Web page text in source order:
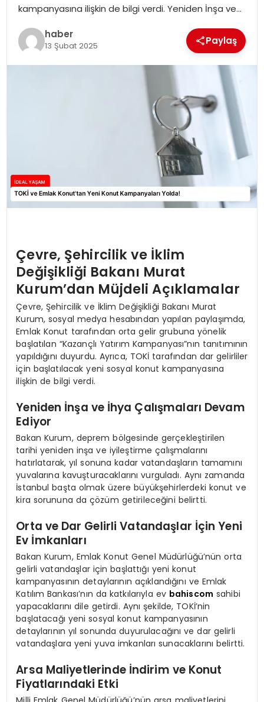
SOSYAL HABER
kampanyasına ilişkin de bilgi verdi. Yeniden İnşa ve…
haber
13 Şubat 2025 Paylaş
Çevre, Şehircilik ve İklim
Değişikliği Bakanı Murat
Kurum’dan Müjdeli Açıklamalar
Çevre, Şehircilik ve İklim Değişikliği Bakanı Murat
Kurum, sosyal medya hesabından yapılan paylaşımda,
Emlak Konut tarafından orta gelir grubuna yönelik
başlatılan “Kazançlı Yatırım Kampanyası”nın tanıtımının
yapıldığını duyurdu. Ayrıca, TOKİ tarafından dar gelirliler
için başlatılacak yeni sosyal konut kampanyasına
ilişkin de bilgi verdi.
Yeniden İnşa ve İhya Çalışmaları Devam
Ediyor
Bakan Kurum, deprem bölgesinde gerçekleştirilen
tarihi yeniden inşa ve iyileştirme çalışmalarını
hatırlatarak, yıl sonuna kadar vatandaşların tamamını
yuvalarına kavuşturacaklarını vurguladı. Aynı zamanda
İstanbul başta olmak üzere büyükşehirlerdeki konut ve
kira sorununa da çözüm getirileceğini belirtti.
Orta ve Dar Gelirli Vatandaşlar İçin Yeni
Ev İmkanları
Bakan Kurum, Emlak Konut Genel Müdürlüğü’nün orta
gelirli vatandaşlar için başlattığı yeni konut
kampanyasının detaylarının açıklandığını ve Emlak
Katılım Bankası’nın da katkılarıyla ev bahiscom sahibi
yapacaklarını dile getirdi. Aynı şekilde, TOKİ’nin
başlatacağı yeni sosyal konut kampanyasının
detaylarının yıl sonunda duyurulacağını ve dar gelirli
vatandaşlara yeni yuva imkanları sunacaklarını belirtti.
Arsa Maliyetlerinde İndirim ve Konut
Fiyatlarındaki Etki